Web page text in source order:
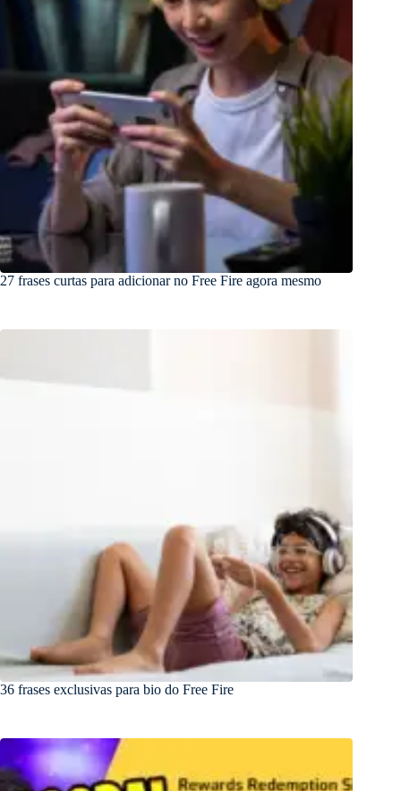
27 frases curtas para adicionar no Free Fire agora mesmo
36 frases exclusivas para bio do Free Fire